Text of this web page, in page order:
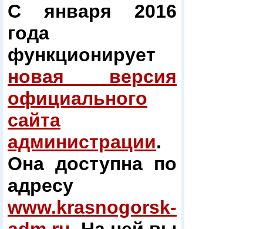
С января 2016
года
функционирует
новая версия
официального
сайта
администрации.
Она доступна по
адресу
www.krasnogorsk-